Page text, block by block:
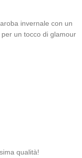
invernale con un
un tocco di glamour
qualità!